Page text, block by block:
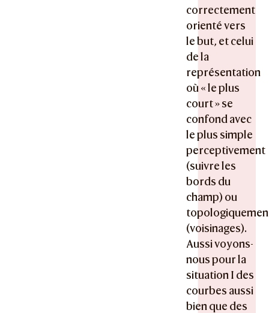
correctement
orienté vers
le but, et celui
de la
représentation
où « le plus
court » se
confond avec
le plus simple
perceptivement
(suivre les
bords du
champ) ou
(voisinages).
Aussi voyons-
nous pour la
situation I des
courbes aussi
bien que des